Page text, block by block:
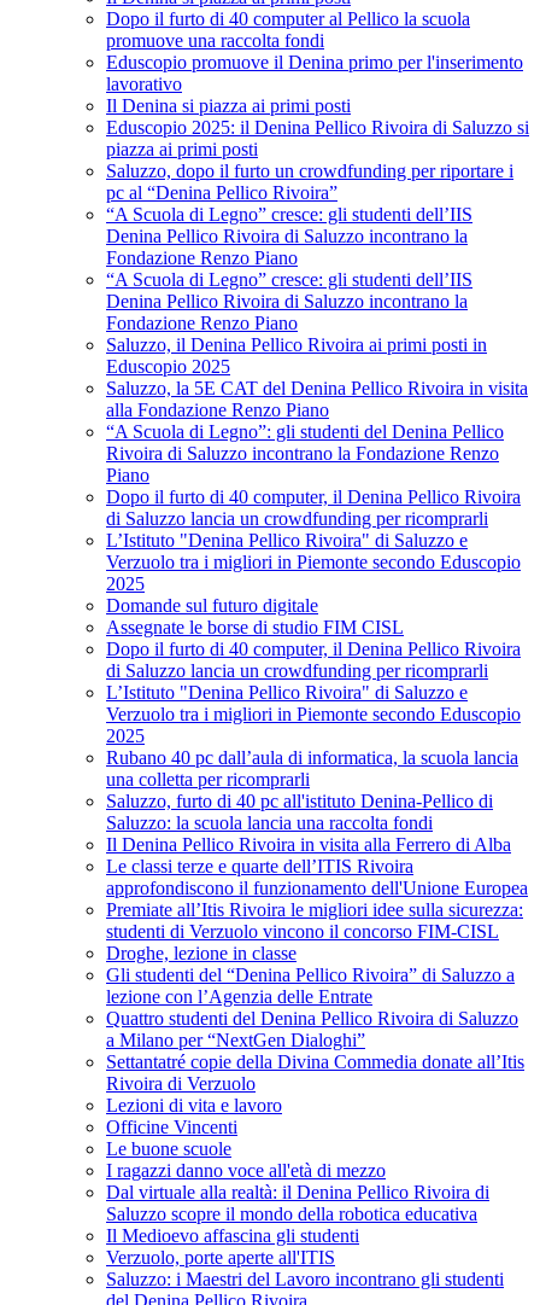
Dopo il furto di 40 computer al Pellico la scuola
promuove una raccolta fondi
Eduscopio promuove il Denina primo per l'inserimento
lavorativo
Il Denina si piazza ai primi posti
Eduscopio 2025: il Denina Pellico Rivoira di Saluzzo si
piazza ai primi posti
Saluzzo, dopo il furto un crowdfunding per riportare i
pc al “Denina Pellico Rivoira”
“A Scuola di Legno” cresce: gli studenti dell’IIS
Denina Pellico Rivoira di Saluzzo incontrano la
Fondazione Renzo Piano
“A Scuola di Legno” cresce: gli studenti dell’IIS
Denina Pellico Rivoira di Saluzzo incontrano la
Fondazione Renzo Piano
Saluzzo, il Denina Pellico Rivoira ai primi posti in
Eduscopio 2025
Saluzzo, la 5E CAT del Denina Pellico Rivoira in visita
alla Fondazione Renzo Piano
“A Scuola di Legno”: gli studenti del Denina Pellico
Rivoira di Saluzzo incontrano la Fondazione Renzo
Piano
Dopo il furto di 40 computer, il Denina Pellico Rivoira
di Saluzzo lancia un crowdfunding per ricomprarli
L’Istituto "Denina Pellico Rivoira" di Saluzzo e
Verzuolo tra i migliori in Piemonte secondo Eduscopio
2025
Domande sul futuro digitale
Assegnate le borse di studio FIM CISL
Dopo il furto di 40 computer, il Denina Pellico Rivoira
di Saluzzo lancia un crowdfunding per ricomprarli
L’Istituto "Denina Pellico Rivoira" di Saluzzo e
Verzuolo tra i migliori in Piemonte secondo Eduscopio
2025
Rubano 40 pc dall’aula di informatica, la scuola lancia
una colletta per ricomprarli
Saluzzo, furto di 40 pc all'istituto Denina-Pellico di
Saluzzo: la scuola lancia una raccolta fondi
Il Denina Pellico Rivoira in visita alla Ferrero di Alba
Le classi terze e quarte dell’ITIS Rivoira
approfondiscono il funzionamento dell'Unione Europea
Premiate all’Itis Rivoira le migliori idee sulla sicurezza:
studenti di Verzuolo vincono il concorso FIM-CISL
Droghe, lezione in classe
Gli studenti del “Denina Pellico Rivoira” di Saluzzo a
lezione con l’Agenzia delle Entrate
Quattro studenti del Denina Pellico Rivoira di Saluzzo
a Milano per “NextGen Dialoghi”
Settantatré copie della Divina Commedia donate all’Itis
Rivoira di Verzuolo
Lezioni di vita e lavoro
Officine Vincenti
Le buone scuole
I ragazzi danno voce all'età di mezzo
Dal virtuale alla realtà: il Denina Pellico Rivoira di
Saluzzo scopre il mondo della robotica educativa
Il Medioevo affascina gli studenti
Verzuolo, porte aperte all'ITIS
Saluzzo: i Maestri del Lavoro incontrano gli studenti